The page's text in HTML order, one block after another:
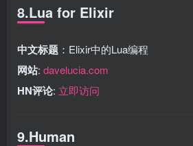
8.Lua for Elixir
中文标题 ：Elixir中的Lua编程
网站: davelucia.com
HN评论: 立即访问
9.Human